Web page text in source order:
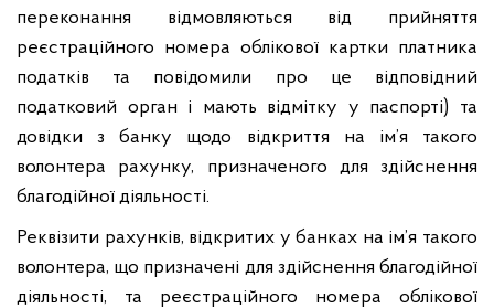
переконання відмовляються від прийняття
реєстраційного номера облікової картки платника
податків та повідомили про це відповідний
податковий орган і мають відмітку у паспорті) та
довідки з банку щодо відкриття на ім’я такого
волонтера рахунку, призначеного для здійснення
благодійної діяльності.
Реквізити рахунків, відкритих у банках на ім’я такого
волонтера, що призначені для здійснення благодійної
діяльності, та реєстраційного номера облікової